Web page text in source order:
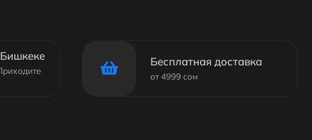
Бесплатная доставка
от 4999 сом